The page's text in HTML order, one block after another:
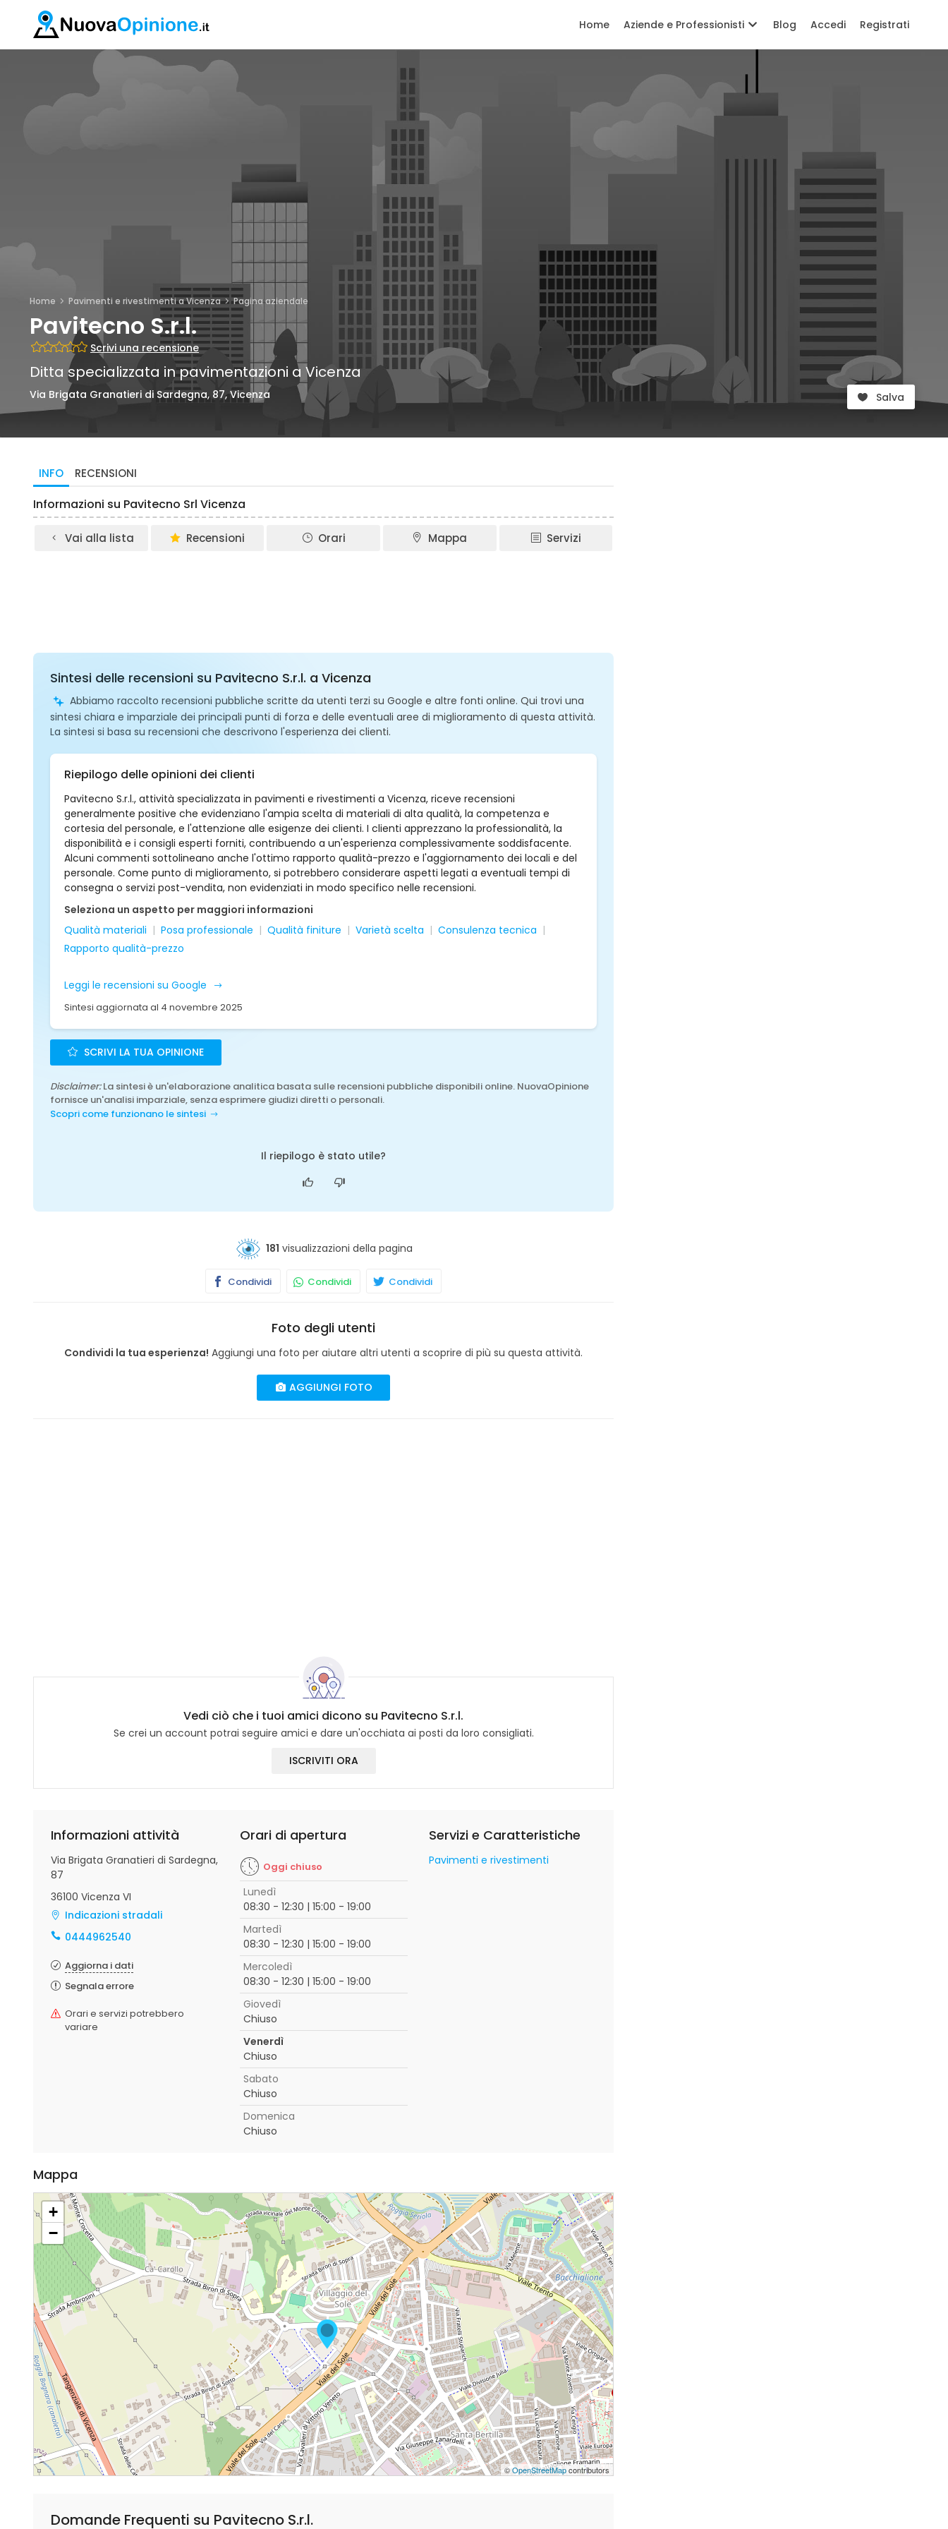
Home Aziende e Professionisti Blog Accedi Registrati
Home Pavimenti e rivestimenti a Vicenza Pagina aziendale
Pavitecno S.r.l.
Scrivi una recensione
Ditta specializzata in pavimentazioni a Vicenza
Via Brigata Granatieri di Sardegna, 87, Vicenza Salva
INFO RECENSIONI
Informazioni su Pavitecno Srl Vicenza
Vai alla lista Recensioni Orari Mappa Servizi
Sintesi delle recensioni su Pavitecno S.r.l. a Vicenza
Abbiamo raccolto recensioni pubbliche scritte da utenti terzi su Google e altre fonti online. Qui trovi una
sintesi chiara e imparziale dei principali punti di forza e delle eventuali aree di miglioramento di questa attività.
La sintesi si basa su recensioni che descrivono l'esperienza dei clienti.
Riepilogo delle opinioni dei clienti
Pavitecno S.r.l., attività specializzata in pavimenti e rivestimenti a Vicenza, riceve recensioni
generalmente positive che evidenziano l'ampia scelta di materiali di alta qualità, la competenza e
cortesia del personale, e l'attenzione alle esigenze dei clienti. I clienti apprezzano la professionalità, la
disponibilità e i consigli esperti forniti, contribuendo a un'esperienza complessivamente soddisfacente.
Alcuni commenti sottolineano anche l'ottimo rapporto qualità-prezzo e l'aggiornamento dei locali e del
personale. Come punto di miglioramento, si potrebbero considerare aspetti legati a eventuali tempi di
consegna o servizi post-vendita, non evidenziati in modo specifico nelle recensioni.
Seleziona un aspetto per maggiori informazioni
Qualità materiali
Posa professionale Qualità finiture Varietà scelta
Consulenza tecnica
Rapporto qualità-prezzo
Leggi le recensioni su Google
Sintesi aggiornata al 4 novembre 2025
SCRIVI LA TUA OPINIONE
Disclaimer:La sintesi è un'elaborazione analitica basata sulle recensioni pubbliche disponibili online. NuovaOpinione
fornisce un'analisi imparziale, senza esprimere giudizi diretti o personali.
Scopri come funzionano le sintesi
Il riepilogo è stato utile?
181 visualizzazioni della pagina
Condividi Condividi Condividi
Foto degli utenti
Condividi la tua esperienza! Aggiungi una foto per aiutare altri utenti a scoprire di più su questa attività.
AGGIUNGI FOTO
Vedi ciò che i tuoi amici dicono su Pavitecno S.r.l.
Se crei un account potrai seguire amici e dare un'occhiata ai posti da loro consigliati.
ISCRIVITI ORA
Informazioni attività
Via Brigata Granatieri di Sardegna,
87
36100 Vicenza VI
Indicazioni stradali
0444962540
Aggiorna i dati
Segnala errore
Orari e servizi potrebbero
variare
Orari di apertura
Oggi chiuso
Lunedì
08:30 - 12:30 | 15:00 - 19:00
Martedì
08:30 - 12:30 | 15:00 - 19:00
Mercoledì
08:30 - 12:30 | 15:00 - 19:00
Giovedì
Chiuso
Venerdì
Chiuso
Sabato
Chiuso
Domenica
Chiuso
Servizi e Caratteristiche
Pavimenti e rivestimenti
Mappa
+
−
©OpenStreetMapcontributors
Domande Frequenti su Pavitecno S.r.l.